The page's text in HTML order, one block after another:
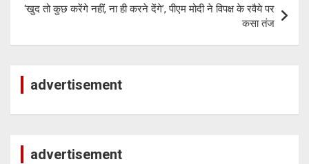
‘खुद तो कुछ करेंगे नहीं, ना ही करने देंगे’, पीएम मोदी ने विपक्ष के रवैये पर
कसा तंज
advertisement
advertisement